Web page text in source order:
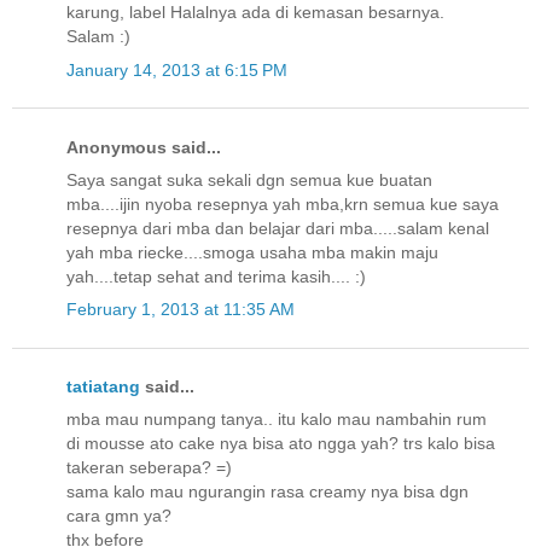
karung, label Halalnya ada di kemasan besarnya.
Salam :)
January 14, 2013 at 6:15 PM
Anonymous said...
Saya sangat suka sekali dgn semua kue buatan
mba....ijin nyoba resepnya yah mba,krn semua kue saya
resepnya dari mba dan belajar dari mba.....salam kenal
yah mba riecke....smoga usaha mba makin maju
yah....tetap sehat and terima kasih.... :)
February 1, 2013 at 11:35 AM
tatiatang said...
mba mau numpang tanya.. itu kalo mau nambahin rum
di mousse ato cake nya bisa ato ngga yah? trs kalo bisa
takeran seberapa? =)
sama kalo mau ngurangin rasa creamy nya bisa dgn
cara gmn ya?
thx before